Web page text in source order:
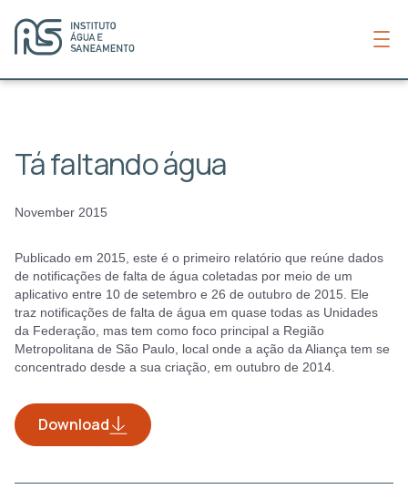
Tá faltando água
November 2015
Publicado em 2015, este é o primeiro relatório que reúne dados
de notificações de falta de água coletadas por meio de um
aplicativo entre 10 de setembro e 26 de outubro de 2015. Ele
traz notificações de falta de água em quase todas as Unidades
da Federação, mas tem como foco principal a Região
Metropolitana de São Paulo, local onde a ação da Aliança tem se
concentrado desde a sua criação, em outubro de 2014.
Download